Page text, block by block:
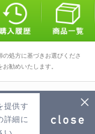
処方に基づきお選びくださ
勧めいたします。
FAQ
提供す
詳細に